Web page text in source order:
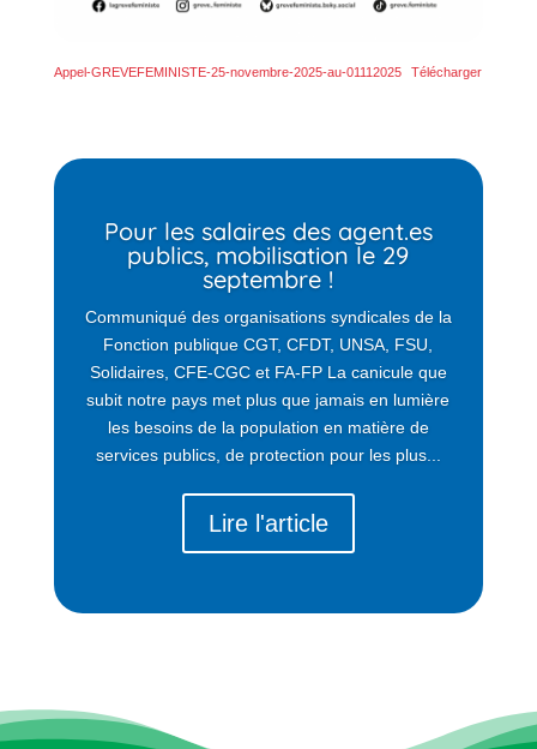
Appel-GREVEFEMINISTE-25-novembre-2025-au-01112025 Télécharger
Pour les salaires des agent.es
publics, mobilisation le 29
septembre !
Communiqué des organisations syndicales de la
Fonction publique CGT, CFDT, UNSA, FSU,
Solidaires, CFE-CGC et FA-FP La canicule que
subit notre pays met plus que jamais en lumière
les besoins de la population en matière de
services publics, de protection pour les plus...
Lire l'article